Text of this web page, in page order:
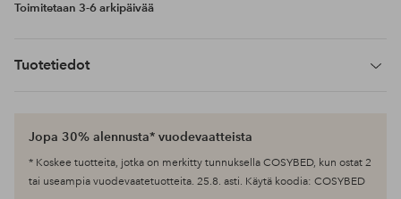
Toimitetaan 3-6 arkipäivää
Tuotetiedot
Jopa 30% alennusta* vuodevaatteista
* Koskee tuotteita, jotka on merkitty tunnuksella COSYBED, kun ostat 2
tai useampia vuodevaatetuotteita. 25.8. asti. Käytä koodia: COSYBED